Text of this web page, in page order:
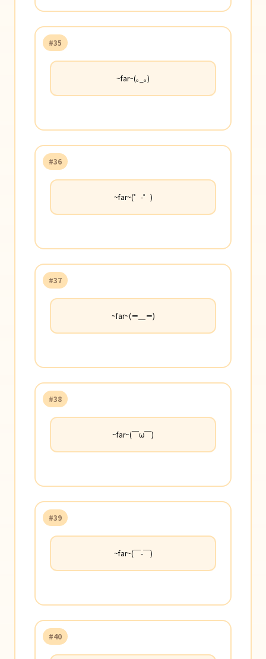
#35
~far~(｡_｡)
#36
~far~(゜-゜)
#37
~far~(＝＿＝)
#38
~far~(￣ω￣)
#39
~far~(￣-￣)
#40